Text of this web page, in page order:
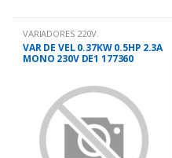
VARIADORES 220V.
VAR DE VEL 0.37KW 0.5HP 2.3A
MONO 230V DE1 177360